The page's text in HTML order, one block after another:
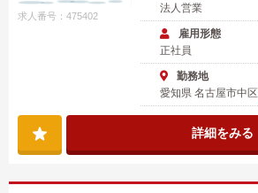
求人番号：475402
法人営業
雇用形態
正社員
勤務地
愛知県 名古屋市中区
詳細をみる